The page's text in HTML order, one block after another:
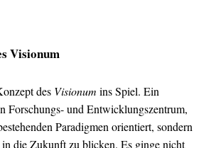
Visionum
des Visionum ins Spiel. Ein
Forschungs- und Entwicklungszentrum,
Paradigmen orientiert, sondern
die Zukunft zu blicken. Es ginge nicht